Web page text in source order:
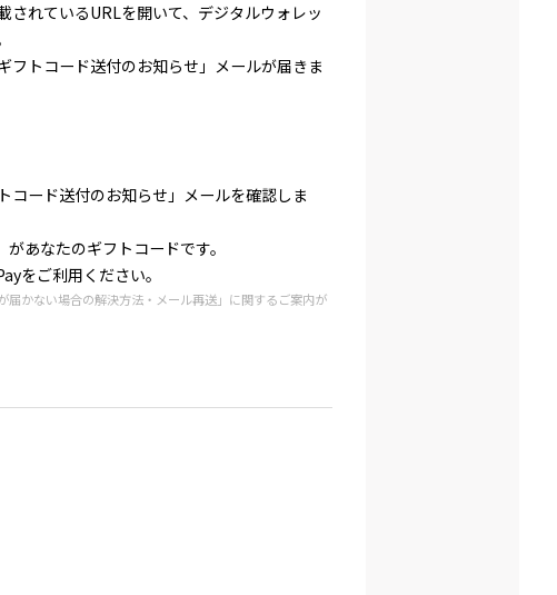
されているURLを開いて、デジタルウォレッ
フトコード送付のお知らせ」メールが届きま
コード送付のお知らせ」メールを確認しま
あなたのギフトコードです。
をご利用ください。
かない場合の解決方法・メール再送」に関するご案内が